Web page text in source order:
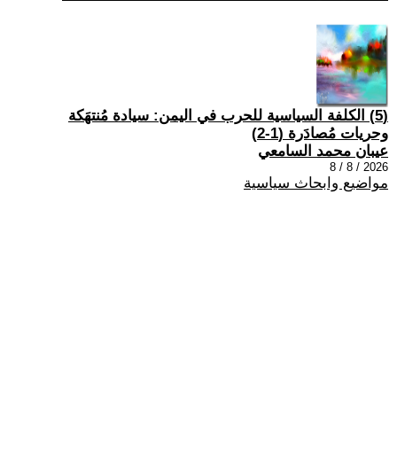
(5) الكلفة السياسية للحرب في اليمن: سيادة مُنتهَكة
وحريات مُصادَرة (1-2)
عيبان محمد السامعي
2026 / 8 / 8
مواضيع وابحاث سياسية